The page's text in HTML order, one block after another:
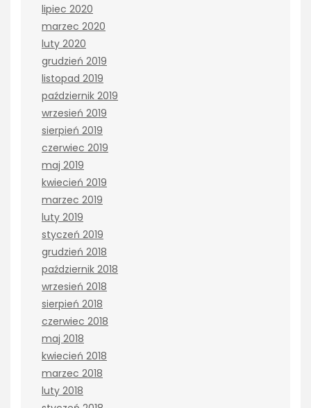
lipiec 2020
marzec 2020
luty 2020
grudzień 2019
listopad 2019
październik 2019
wrzesień 2019
sierpień 2019
czerwiec 2019
maj 2019
kwiecień 2019
marzec 2019
luty 2019
styczeń 2019
grudzień 2018
październik 2018
wrzesień 2018
sierpień 2018
czerwiec 2018
maj 2018
kwiecień 2018
marzec 2018
luty 2018